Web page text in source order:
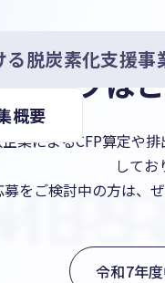
る脱炭素化支援事
概要
度中間報
ブは
業によるCFP算定や
してお
募をご検討中の方は、
令和7年